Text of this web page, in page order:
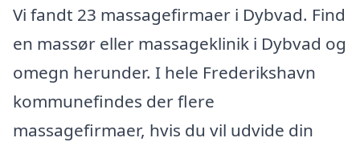
Vi fandt 23 massagefirmaer i Dybvad. Find
en massør eller massageklinik i Dybvad og
omegn herunder. I hele Frederikshavn
kommunefindes der flere
massagefirmaer, hvis du vil udvide din